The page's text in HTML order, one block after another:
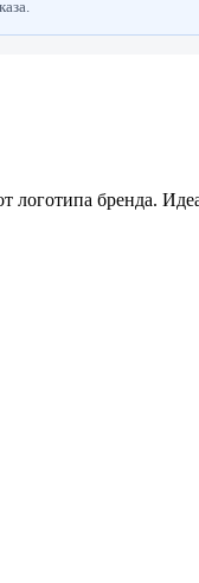
логотипа бренда.